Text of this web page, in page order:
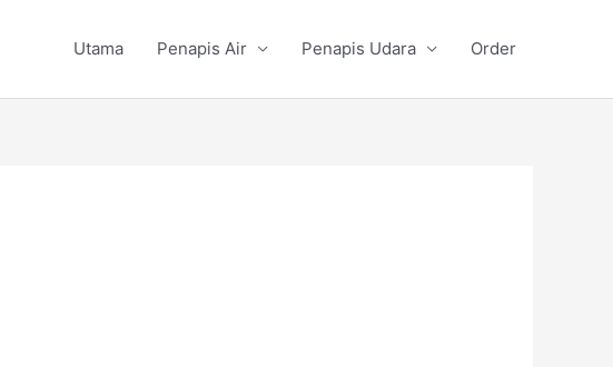
Utama Penapis Air Penapis Udara Order